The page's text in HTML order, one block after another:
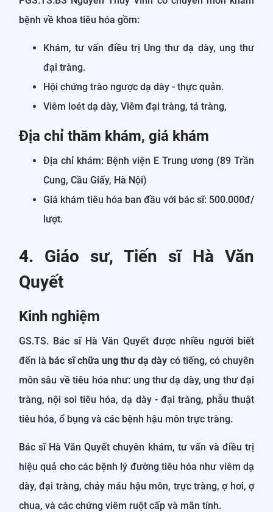
bệnh về khoa tiêu hóa gồm:
Khám, tư vấn điều trị Ung thư dạ dày, ung thư
đại tràng.
Hội chứng trào ngược dạ dày - thực quản.
Viêm loét dạ dày, Viêm đại tràng, tá tràng,
Địa chỉ thăm khám, giá khám
Địa chỉ khám: Bệnh viện E Trung ương (89 Trần
Cung, Cầu Giấy, Hà Nội)
Giá khám tiêu hóa ban đầu với bác sĩ: 500.000đ/
lượt.
4. Giáo sư, Tiến sĩ Hà Văn
Quyết
Kinh nghiệm
GS.TS. Bác sĩ Hà Văn Quyết được nhiều người biết
đến làbác sĩ chữa ung thư dạ dày có tiếng, có chuyên
môn sâu về tiêu hóa như: ung thư dạ dày, ung thư đại
tràng, nội soi tiêu hóa, dạ dày - đại tràng, phẫu thuật
tiêu hóa, ổ bụng và các bệnh hậu môn trực tràng.
Bác sĩ Hà Văn Quyết chuyên khám, tư vấn và điều trị
hiệu quả cho các bệnh lý đường tiêu hóa như viêm dạ
dày, đại tràng, chảy máu hậu môn, trực tràng, ợ hơi, ợ
chua, và các chứng viêm ruột cấp và mãn tính.